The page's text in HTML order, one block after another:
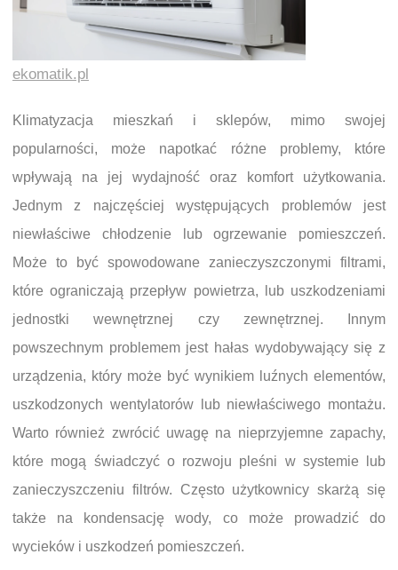
ekomatik.pl
Klimatyzacja mieszkań i sklepów, mimo swojej
popularności, może napotkać różne problemy, które
wpływają na jej wydajność oraz komfort użytkowania.
Jednym z najczęściej występujących problemów jest
niewłaściwe chłodzenie lub ogrzewanie pomieszczeń.
Może to być spowodowane zanieczyszczonymi filtrami,
które ograniczają przepływ powietrza, lub uszkodzeniami
jednostki wewnętrznej czy zewnętrznej. Innym
powszechnym problemem jest hałas wydobywający się z
urządzenia, który może być wynikiem luźnych elementów,
uszkodzonych wentylatorów lub niewłaściwego montażu.
Warto również zwrócić uwagę na nieprzyjemne zapachy,
które mogą świadczyć o rozwoju pleśni w systemie lub
zanieczyszczeniu filtrów. Często użytkownicy skarżą się
także na kondensację wody, co może prowadzić do
wycieków i uszkodzeń pomieszczeń.